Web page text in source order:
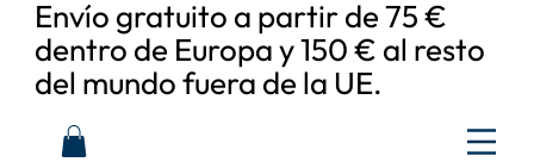
Envío gratuito a partir de 75 €
dentro de Europa y 150 € al resto
del mundo fuera de la UE.